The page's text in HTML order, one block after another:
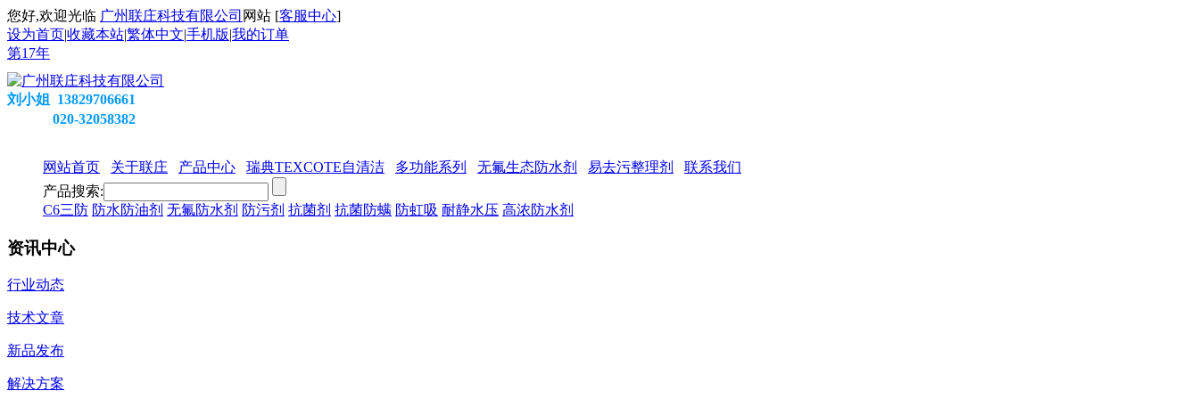
您好,欢迎光临 广州联庄科技有限公司 网站 [客服中心]
设为首页|收藏本站|繁体中文|手机版|我的订单
第17年
刘小姐 13829706661
020-32058382
网站首页 关于联庄 产品中心 瑞典TEXCOTE自清洁 多功能系列 无氟生态防水剂 易去污整理剂
联系我们
产品搜索:
C6三防 防水防油剂 无氟防水剂 防污剂 抗菌剂 抗菌防螨 防虹吸 耐静水压 高浓防水剂
资讯中心
行业动态
技术文章
新品发布
解决方案